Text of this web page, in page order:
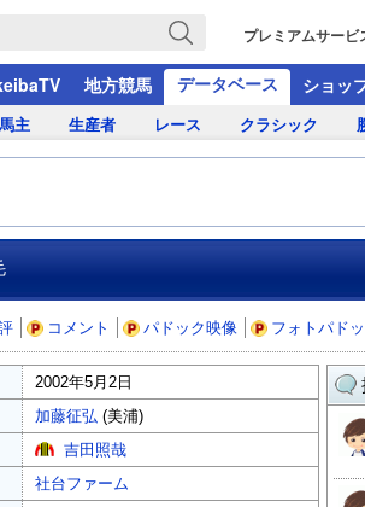
プレミアムサービ
地方競馬 データベース ショッ
馬主 生産者 レース クラシック
コメント パドック映像 フォトパド
2002年5月2日
加藤征弘 (美浦)
吉田照哉
社台ファーム